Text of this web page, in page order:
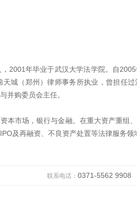
2001年毕业于武汉大学法学院。自
城（郑州）律师事务所执业，曾担任
并购委员会主任。
本市场，银行与金融。在重大资产重组
及再融资、不良资产处置等法律服务领
联系电话：0371-5562 9908